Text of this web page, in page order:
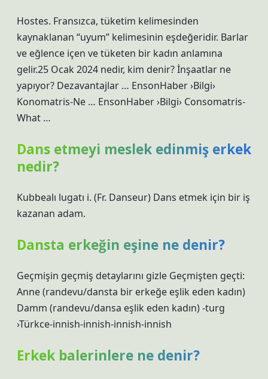
Hostes. Fransızca, tüketim kelimesinden
kaynaklanan “uyum” kelimesinin eşdeğeridir. Barlar
ve eğlence içen ve tüketen bir kadın anlamına
gelir.25 Ocak 2024 nedir, kim denir? İnşaatlar ne
yapıyor? Dezavantajlar … EnsonHaber ›Bilgi›
Konomatris-Ne … EnsonHaber ›Bilgi› Consomatris-
What …
Dans etmeyi meslek edinmiş erkek
nedir?
Kubbealı lugatı i. (Fr. Danseur) Dans etmek için bir iş
kazanan adam.
Dansta erkeğin eşine ne denir?
Geçmişin geçmiş detaylarını gizle Geçmişten geçti:
Anne (randevu/dansta bir erkeğe eşlik eden kadın)
Damm (randevu/dansa eşlik eden kadın) -turg
›Türkce-innish-innish-innish-innish
Erkek balerinlere ne denir?